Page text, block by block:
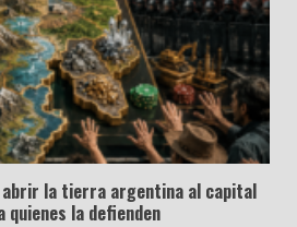
abrir la tierra argentina al capital
la defienden